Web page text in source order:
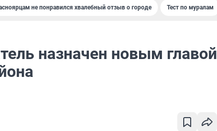
не понравился хвалебный отзыв о городе Тест по мурaлaм
назначен новым главой